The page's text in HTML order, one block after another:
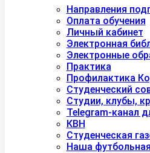
Направления
Оплата обучения
Личный кабинет
Электронная
Электронные
Практика
Профилактика
Студенческий
Студии, клубы,
Telegram-канал
КВН
Студенческая
Наша